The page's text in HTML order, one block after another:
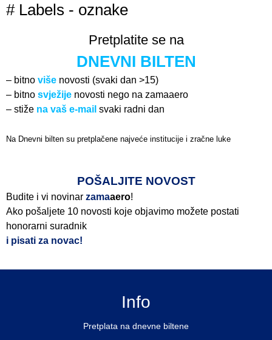
# Labels - oznake
Pretplatite se na
DNEVNI BILTEN
– bitno više novosti (svaki dan >15)
– bitno svježije novosti nego na zamaaero
– stiže na vaš e-mail svaki radni dan
Na Dnevni bilten su pretplačene najveće institucije i zračne luke
POŠALJITE NOVOST
Budite i vi novinar zamaaero!
Ako pošaljete 10 novosti koje objavimo možete postati
honorarni suradnik
i pisati za novac!
Info
Pretplata na dnevne biltene